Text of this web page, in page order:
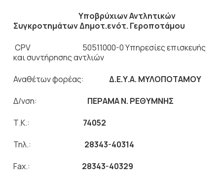
Υποβρύχιων Αντλητικών
Συγκροτημάτων Δημοτ.ενότ. Γεροποτάμου
CPV 50511000-0 Yπηρεσίες επισκευής
και συντήρησης αντλιών
Αναθέτων φορέας: Δ.Ε.Υ.Α. ΜΥΛΟΠΟΤΑΜΟΥ
Δ/νση: ΠΕΡΑΜΑ Ν. ΡΕΘΥΜΝΗΣ
Τ.Κ.: 74052
Τηλ.: 28343-40314
Fax.: 28343-40329